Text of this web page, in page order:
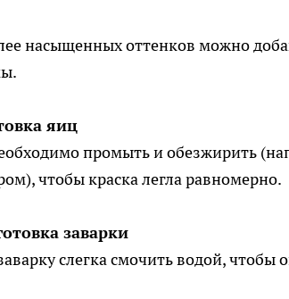
насыщенных оттенков можно
яиц
промыть и обезжирить
чтобы краска легла равномерно.
заварки
слегка смочить водой, чтобы